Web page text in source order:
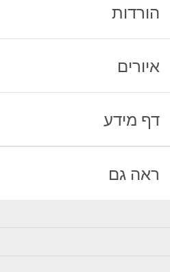
הורדות
איורים
דף מידע
ראה גם